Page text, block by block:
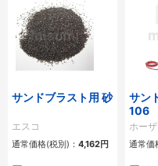
サンドブラスト用 砂
エスコ
通常価格(税別)： 4,162円
サン
106
ホー
通常価